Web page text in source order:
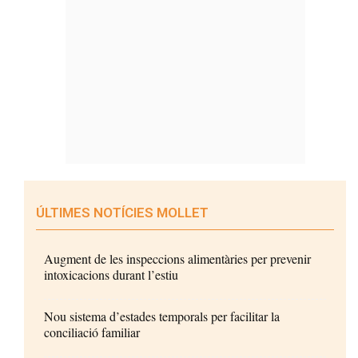
ÚLTIMES NOTÍCIES MOLLET
Augment de les inspeccions alimentàries per prevenir
intoxicacions durant l’estiu
Nou sistema d’estades temporals per facilitar la
conciliació familiar